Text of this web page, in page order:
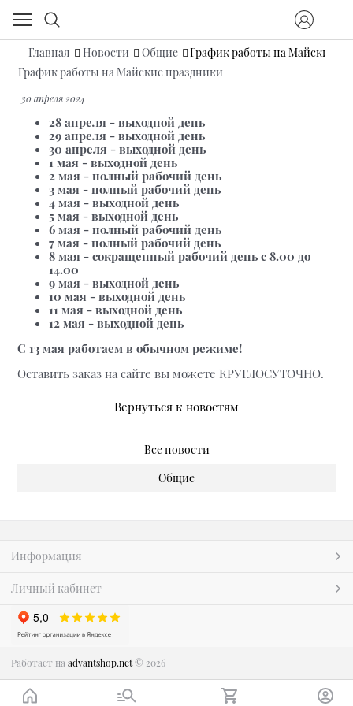
Главная Новости Общие
График работы на Майские
График работы на Майские праздники
30 апреля 2024
28 апреля - выходной день
29 апреля - выходной день
30 апреля - выходной день
1 мая - выходной день
2 мая - полный рабочий день
3 мая - полный рабочий день
4 мая - выходной день
5 мая - выходной день
6 мая - полный рабочий день
7 мая - полный рабочий день
8 мая - сокращенный рабочий день с 8.00 до
14.00
9 мая - выходной день
10 мая - выходной день
11 мая - выходной день
12 мая - выходной день
С 13 мая работаем в обычном режиме!
Оставить заказ на сайте вы можете КРУГЛОСУТОЧНО.
Вернуться к новостям
Все новости
Общие
Информация
Личный кабинет
Работает на advantshop.net© 2026